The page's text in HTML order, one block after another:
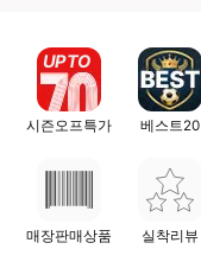
UP TO
시즌오프특가 베스트20
매장판매상품 실착리뷰